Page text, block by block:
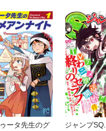
ータ先生のグ
ジャンプSQ.